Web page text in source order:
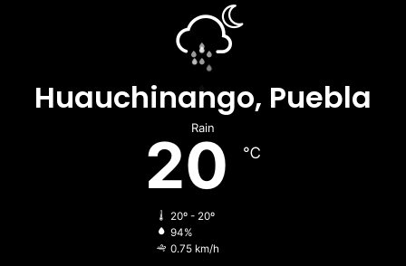
Huauchinango, Puebla
Rain
20 ℃
20º - 20º
94%
0.75 km/h